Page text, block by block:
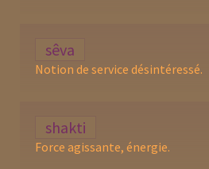
sêva
Notion de service désintéressé.
shakti
Force agissante, énergie.